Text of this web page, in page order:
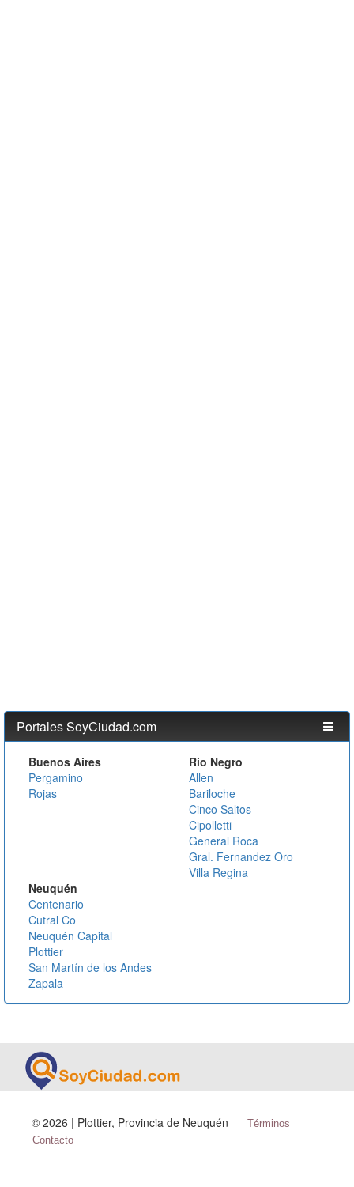
Portales SoyCiudad.com
Buenos Aires
Pergamino
Rojas
Rio Negro
Allen
Bariloche
Cinco Saltos
Cipolletti
General Roca
Gral. Fernandez Oro
Villa Regina
Neuquén
Centenario
Cutral Co
Neuquén Capital
Plottier
San Martín de los Andes
Zapala
© 2026 | Plottier, Provincia de Neuquén
Términos
Contacto